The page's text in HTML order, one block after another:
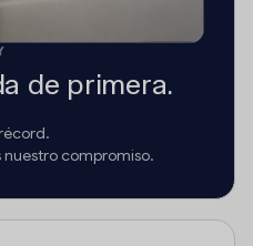
de primera.
nuestro compromiso.